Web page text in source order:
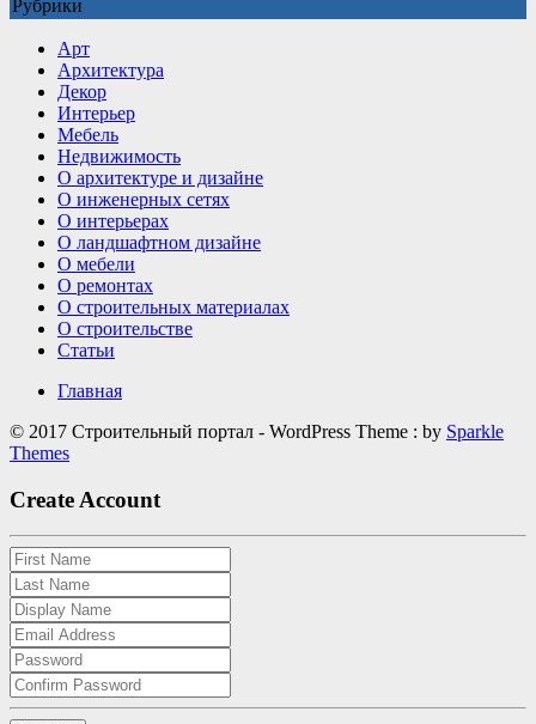
Рубрики
Арт
Архитектура
Декор
Интерьер
Мебель
Недвижимость
О архитектуре и дизайне
О инженерных сетях
О интерьерах
О ландшафтном дизайне
О мебели
О ремонтах
О строительных материалах
О строительстве
Статьи
Главная
© 2017 Строительный портал - WordPress Theme : by Sparkle
Themes
Create Account